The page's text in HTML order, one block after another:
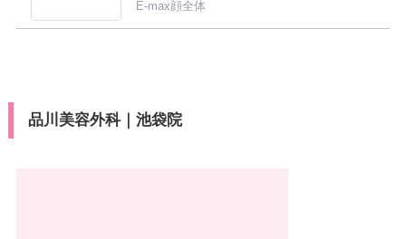
E-max顔全体
品川美容外科｜池袋院